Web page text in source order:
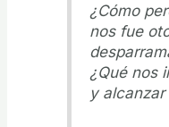
¿Cómo
nos fue
¿Qué nos
y